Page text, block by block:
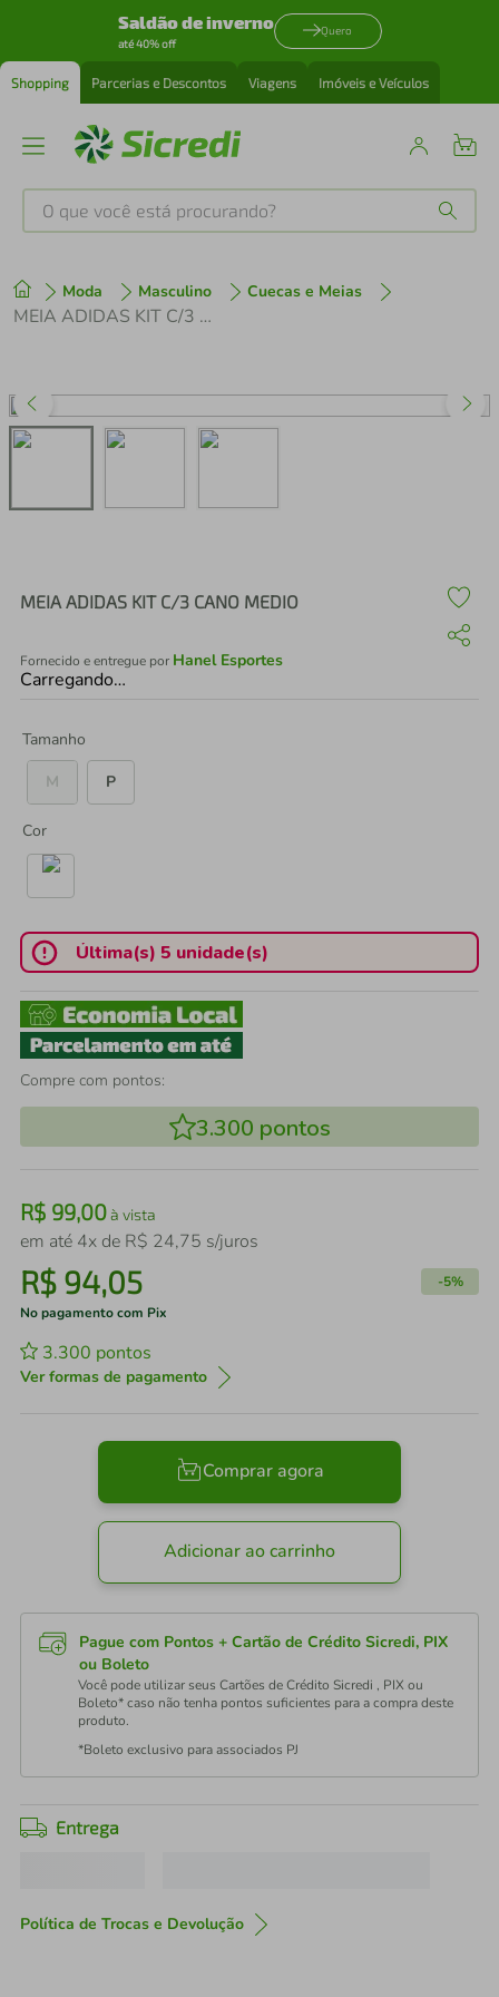
Saldão de inverno
até 40% off
Quero
Shopping Parcerias e Descontos Viagens Imóveis e Veículos
O que você está procurando?
Moda Masculino Cuecas e Meias
MEIA ADIDAS KIT C/3 CANO MEDIO
MEIA ADIDAS KIT C/3 CANO MEDIO
Fornecido e entregue por Hanel Esportes
Carregando…
Tamanho
M
P
Cor
Última(s) 5 unidade(s)
Compre com pontos:
3.300 pontos
R$ 99,00à vista
em até 4x de R$ 24,75 s/juros
R$ 94,05 -5%
No pagamento com Pix
3.300 pontos
Ver formas de pagamento
Comprar agora
Adicionar ao carrinho
Pague com Pontos + Cartão de Crédito Sicredi, PIX
ou Boleto
Você pode utilizar seus Cartões de Crédito Sicredi , PIX ou
Boleto* caso não tenha pontos suficientes para a compra deste
produto.
*Boleto exclusivo para associados PJ
Entrega
Política de Trocas e Devolução
º tenis
perfume